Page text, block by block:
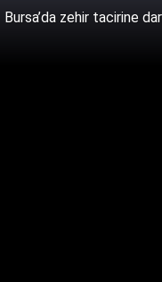
Bursa’da zehir tacirine